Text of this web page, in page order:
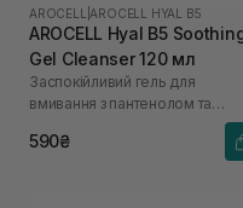
AROCELL AROCELL HYAL B5
AROCELL Hyal B5
Gel Cleanser 120 мл
Заспокійливий гель для
вмивання з пантенолом та
590₴